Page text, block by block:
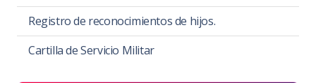
Registro de reconocimientos de hijos.
Cartilla de Servicio Militar